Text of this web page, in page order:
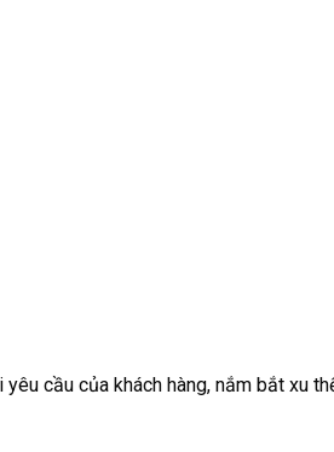
cầu của khách hàng, nắm bắt xu